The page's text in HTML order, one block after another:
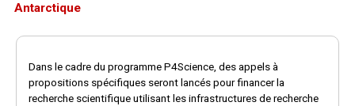
Antarctique
Dans le cadre du programme P4Science, des appels à
propositions spécifiques seront lancés pour financer la
recherche scientifique utilisant les infrastructures de recherche